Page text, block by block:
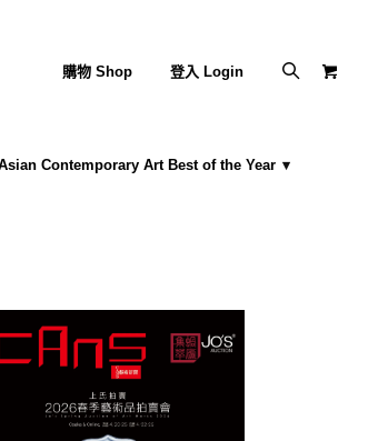
購物 Shop 登入 Login
Contemporary Art Best of the Year